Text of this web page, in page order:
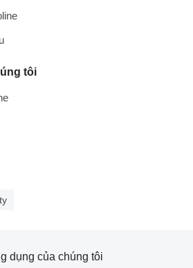
tôi
dụng của chúng tôi